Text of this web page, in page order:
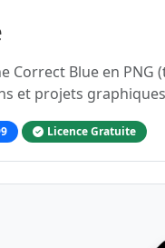
Blue en PNG
et projets
Licence Gratuite